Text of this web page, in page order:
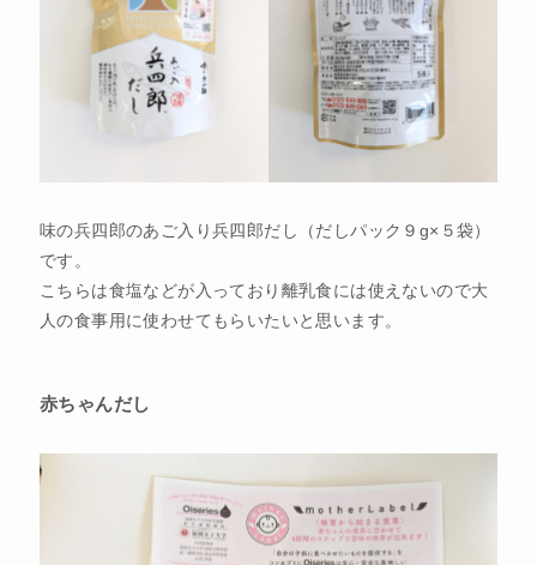
味の兵四郎のあご入り兵四郎だし（だしパック９g×５袋）
です。
こちらは食塩などが入っており離乳食には使えないので大
人の食事用に使わせてもらいたいと思います。
赤ちゃんだし